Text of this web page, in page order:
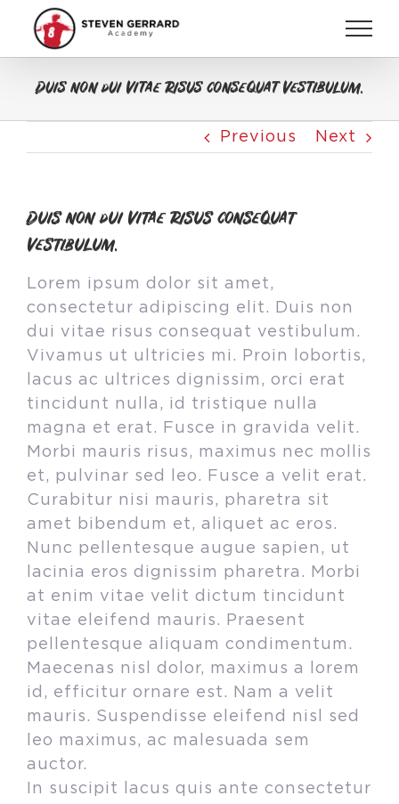
content
Duis non dui vitae risus consequat vestibulum.
Previous Next
Duis non dui vitae risus consequat
vestibulum.
Lorem ipsum dolor sit amet,
consectetur adipiscing elit. Duis non
dui vitae risus consequat vestibulum.
Vivamus ut ultricies mi. Proin lobortis,
lacus ac ultrices dignissim, orci erat
tincidunt nulla, id tristique nulla
magna et erat. Fusce in gravida velit.
Morbi mauris risus, maximus nec mollis
et, pulvinar sed leo. Fusce a velit erat.
Curabitur nisi mauris, pharetra sit
amet bibendum et, aliquet ac eros.
Nunc pellentesque augue sapien, ut
lacinia eros dignissim pharetra. Morbi
at enim vitae velit dictum tincidunt
vitae eleifend mauris. Praesent
pellentesque aliquam condimentum.
Maecenas nisl dolor, maximus a lorem
id, efficitur ornare est. Nam a velit
mauris. Suspendisse eleifend nisl sed
leo maximus, ac malesuada sem
auctor.
In suscipit lacus quis ante consectetur